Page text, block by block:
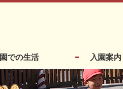
園での生活 入園案内